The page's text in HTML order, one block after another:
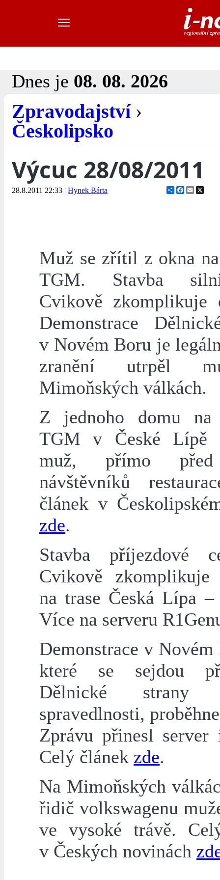
Dnes je 08. 08. 2026
Zpravodajství›
Českolipsko
Výcuc 28/08/2011
28.8.2011 22:33 | Hynek Bárta ShareFacebook
Email
Muž se zřítil z okna
TGM. Stavba
Cvikově zkomplikuje
Demonstrace
v Novém Boru je
zranění utrpěl
Mimoňských válkách.
Z jednoho domu na
TGM v České Lípě
muž, přímo
návštěvníků
článek v
zde.
Stavba příjezdové
Cvikově zkomplikuje
na trase Česká Lípa
Více na serveru
Demonstrace v Novém
které se sejdou
Dělnické strany
spravedlnosti,
Zprávu přinesl server
Celý článek zde.
Na Mimoňských
řidič volkswagenu
ve vysoké trávě.
v Českých novinách